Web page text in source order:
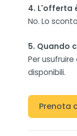
4. L'offerta
No. Lo
5. Quando
Per
disponibili.
Prenota